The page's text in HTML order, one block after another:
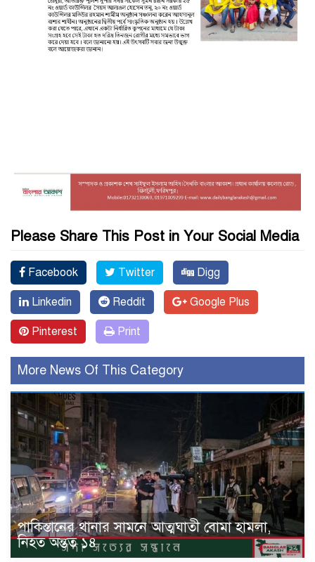
Please Share This Post in Your Social Media
Facebook Twitter Digg
Linkedin Reddit Google Plus
Pinterest Print
More News Of This Category
পাকিস্তানের থানার সামনে আত্মঘাতী বোমা হামলা,
নিহত অন্তত ১৪